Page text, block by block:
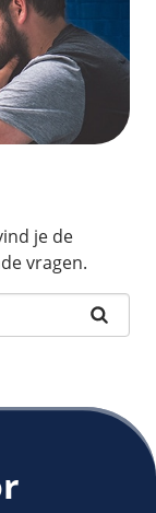
je de
vragen.